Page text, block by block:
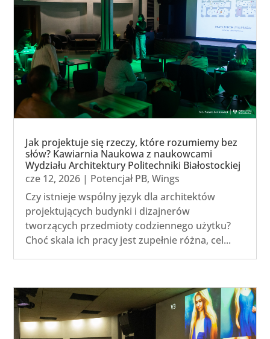
Jak projektuje się rzeczy, które rozumiemy bez
słów? Kawiarnia Naukowa z naukowcami
Wydziału Architektury Politechniki Białostockiej
cze 12, 2026 | Potencjał PB,Wings
Czy istnieje wspólny język dla architektów
projektujących budynki i dizajnerów
tworzących przedmioty codziennego użytku?
Choć skala ich pracy jest zupełnie różna, cel...